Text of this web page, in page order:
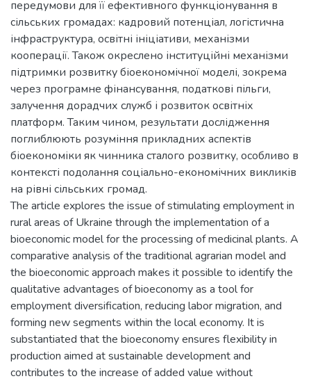
передумови для її ефективного функціонування в
сільських громадах: кадровий потенціал, логістична
інфраструктура, освітні ініціативи, механізми
кооперації. Також окреслено інституційні механізми
підтримки розвитку біоекономічної моделі, зокрема
через програмне фінансування, податкові пільги,
залучення дорадчих служб і розвиток освітніх
платформ. Таким чином, результати дослідження
поглиблюють розуміння прикладних аспектів
біоекономіки як чинника сталого розвитку, особливо в
контексті подолання соціально-економічних викликів
на рівні сільських громад.
The article explores the issue of stimulating employment in
rural areas of Ukraine through the implementation of a
bioeconomic model for the processing of medicinal plants. A
comparative analysis of the traditional agrarian model and
the bioeconomic approach makes it possible to identify the
qualitative advantages of bioeconomy as a tool for
employment diversification, reducing labor migration, and
forming new segments within the local economy. It is
substantiated that the bioeconomy ensures flexibility in
production aimed at sustainable development and
contributes to the increase of added value without